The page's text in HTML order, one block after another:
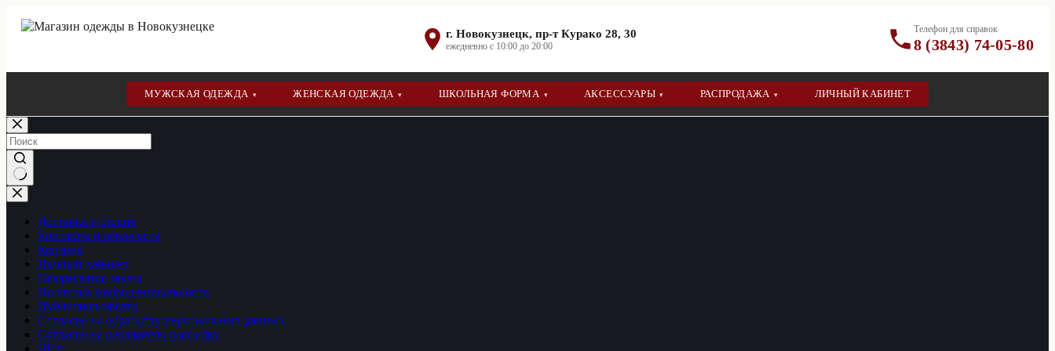
г. Новокузнецк, пр-т Курако 28, 30
ежедневно с 10:00 до 20:00
Телефон для справок
8 (3843) 74-05-80
МУЖСКАЯ ОДЕЖДА ▾ ЖЕНСКАЯ ОДЕЖДА ▾ ШКОЛЬНАЯ ФОРМА ▾ АКСЕССУАРЫ ▾ РАСПРОДАЖА ▾ ЛИЧНЫЙ КАБИНЕТ
Перейти
к
сути
Ничего
не
найденоДоставка и оплата
Контакты и реквизиты
Корзина
Личный кабинет
Оформление заказа
Политика конфиденциальности
Публичная оферта
Согласие на обработку персональных данных
Согласие на рекламную рассылку
Шоп